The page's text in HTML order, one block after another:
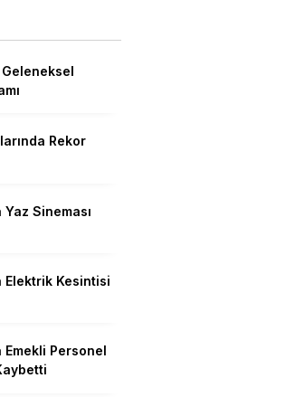
Geleneksel
Rekor
Yaz Sineması
Elektrik Kesintisi
Emekli Personel